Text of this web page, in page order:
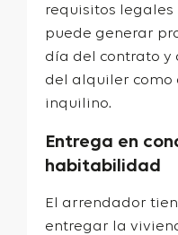
requisitos legales
puede generar
día del contrato y
del alquiler como
inquilino.
Entrega en
habitabilidad
El arrendador
entregar la